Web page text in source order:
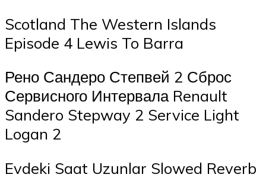
Scotland The Western Islands
Episode 4 Lewis To Barra
Рено Сандеро Степвей 2 Сброс
Сервисного Интервала Renault
Sandero Stepway 2 Service Light
Logan 2
Evdeki Saat Uzunlar Slowed Reverb